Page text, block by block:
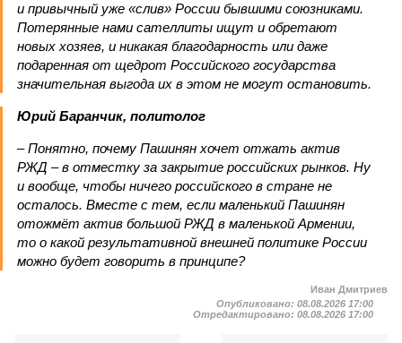
и привычный уже «слив» России бывшими союзниками.
Потерянные нами сателлиты ищут и обретают
новых хозяев, и никакая благодарность или даже
подаренная от щедрот Российского государства
значительная выгода их в этом не могут остановить.
Юрий Баранчик, политолог
– Понятно, почему Пашинян хочет отжать актив
РЖД – в отместку за закрытие российских рынков. Ну
и вообще, чтобы ничего российского в стране не
осталось. Вместе с тем, если маленький Пашинян
отожмёт актив большой РЖД в маленькой Армении,
то о какой результативной внешней политике России
можно будет говорить в принципе?
Иван Дмитриев
Опубликовано: 08.08.2026 17:00
Отредактировано: 08.08.2026 17:00